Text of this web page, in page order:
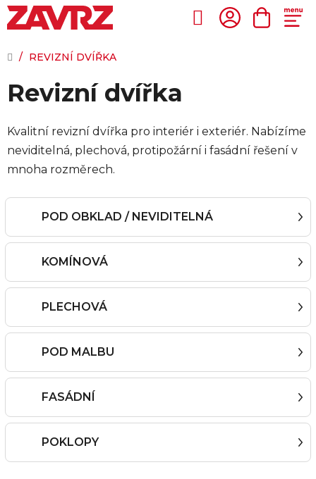
Přejít
na
Hledat
DOMŮ
/ REVIZNÍ DVÍŘKA
Revizní dvířka
Kvalitní revizní dvířka pro interiér i exteriér. Nabízíme
neviditelná, plechová, protipožární i fasádní řešení v
mnoha rozměrech.
POD OBKLAD / NEVIDITELNÁ
KOMÍNOVÁ
PLECHOVÁ
POD MALBU
FASÁDNÍ
POKLOPY